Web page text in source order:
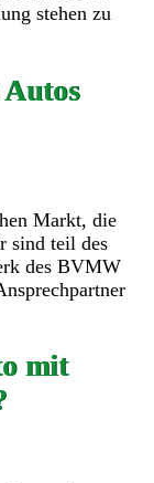
stehen zu
Markt, die
sind teil des
des BVMW
mit